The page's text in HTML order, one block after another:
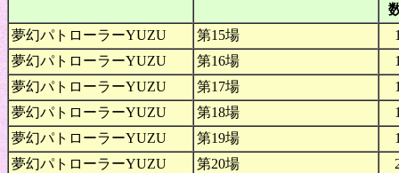
夢幻パトローラーYUZU
第15場
夢幻パトローラーYUZU
第16場
夢幻パトローラーYUZU
第17場
夢幻パトローラーYUZU
第18場
夢幻パトローラーYUZU
第19場
夢幻パトローラーYUZU
第20場